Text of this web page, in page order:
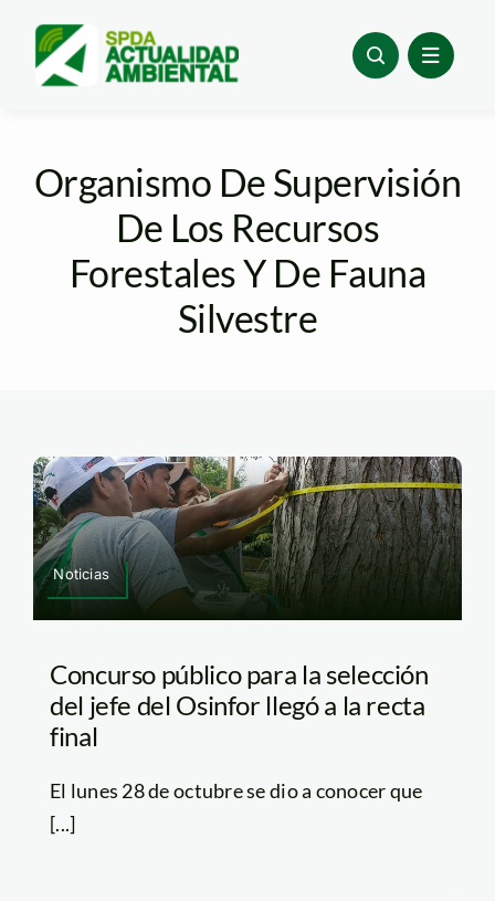
content
Organismo De Supervisión
De Los Recursos
Forestales Y De Fauna
Silvestre
Noticias
Concurso público para la selección
del jefe del Osinfor llegó a la recta
final
El lunes 28 de octubre se dio a conocer que
[...]